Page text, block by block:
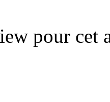
pour cet